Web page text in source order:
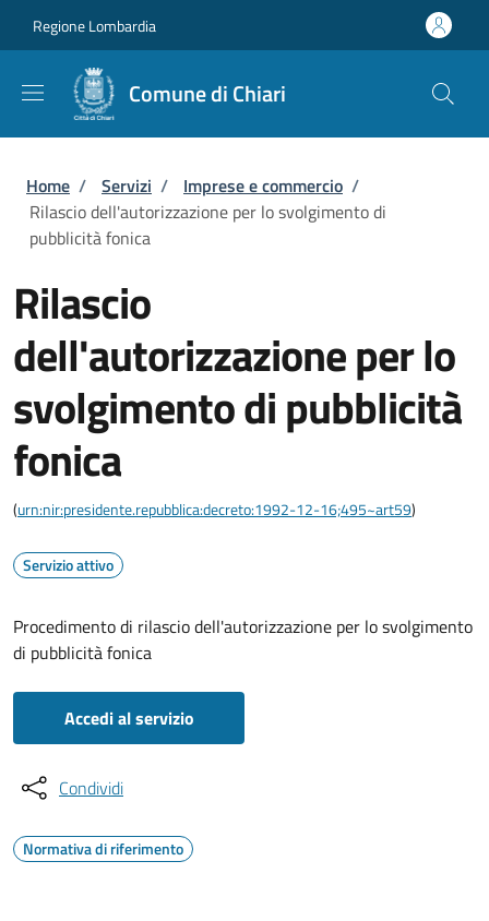
Regione Lombardia
Comune di Chiari
Briciole di pane
Home / Servizi / Imprese e commercio /
Rilascio dell'autorizzazione per lo svolgimento di
pubblicità fonica
Rilascio
dell'autorizzazione per lo
svolgimento di pubblicità
fonica
(urn:nir:presidente.repubblica:decreto:1992-12-16;495~art59)
Servizio attivo
Procedimento di rilascio dell'autorizzazione per lo svolgimento
di pubblicità fonica
Accedi al servizio
Condividi
Normativa di riferimento